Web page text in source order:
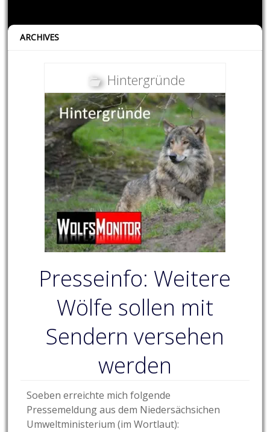
ARCHIVES
Hintergründe
Presseinfo: Weitere
Wölfe sollen mit
Sendern versehen
werden
Soeben erreichte mich folgende
Pressemeldung aus dem Niedersächsichen
Umweltministerium (im Wortlaut):